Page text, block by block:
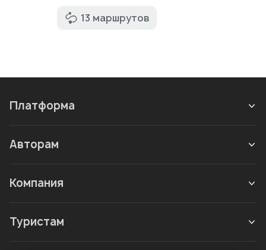
13 маршрутов
Платформа
Авторам
Компания
Туристам